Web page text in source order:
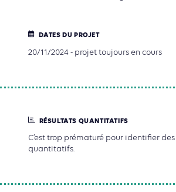
DATES DU PROJET
20/11/2024 - projet toujours en cours
RÉSULTATS QUANTITATIFS
C’est trop prématuré pour identifier
quantitatifs.